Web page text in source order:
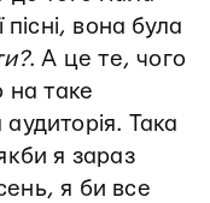
пісні, вона була
. А це те, чого
на таке
Така
я зараз
я би все